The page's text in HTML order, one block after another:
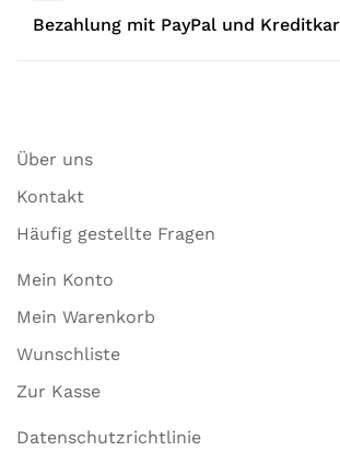
Bezahlung mit PayPal und
Über uns
Kontakt
Häufig gestellte Fragen
Mein Konto
Mein Warenkorb
Wunschliste
Zur Kasse
Datenschutzrichtlinie